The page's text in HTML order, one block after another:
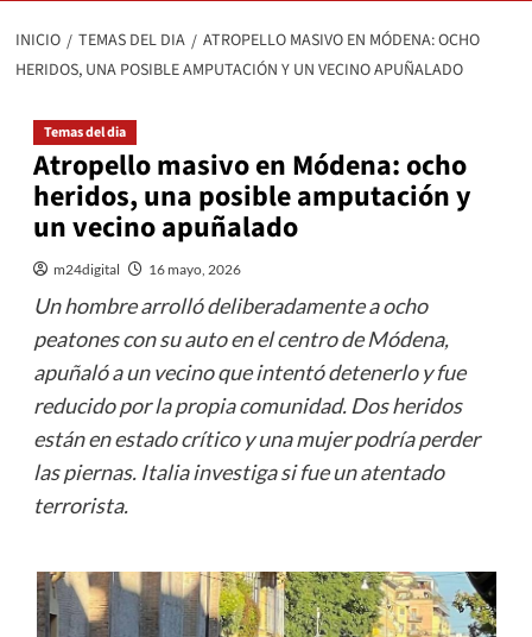
INICIO TEMAS DEL DIA
ATROPELLO MASIVO EN MÓDENA: OCHO
HERIDOS, UNA POSIBLE AMPUTACIÓN Y UN VECINO APUÑALADO
Temas del dia
Atropello masivo en Módena: ocho
heridos, una posible amputación y
un vecino apuñalado
m24digital 16 mayo, 2026
Un hombre arrolló deliberadamente a ocho
peatones con su auto en el centro de Módena,
apuñaló a un vecino que intentó detenerlo y fue
reducido por la propia comunidad. Dos heridos
están en estado crítico y una mujer podría perder
las piernas. Italia investiga si fue un atentado
terrorista.